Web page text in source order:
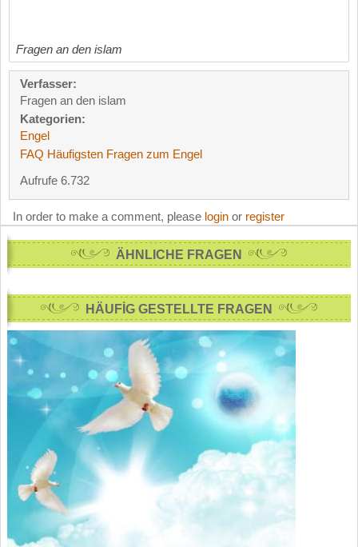
Fragen an den islam
Verfasser:
Fragen an den islam
Kategorien:
Engel
FAQ Häufigsten Fragen zum Engel
Aufrufe 6.732
In order to make a comment, please login or register
ÄHNLICHE FRAGEN
HÄUFİG GESTELLTE FRAGEN